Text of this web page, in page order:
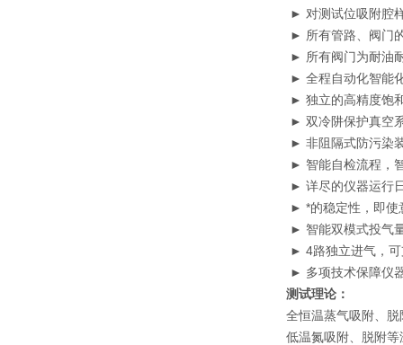
► 对测试位吸附腔
► 所有管路、阀门
► 所有阀门为耐油
► 全程自动化智能
► 独立的高精度饱
► 双冷阱保护真空
► 非阻隔式防污染
► 智能自检流程，
► 详尽的仪器运行
► *的稳定性，即使
► 智能双模式投气
► 4路独立进气，
► 多项技术保障仪
测试理论：
全恒温蒸气吸附、脱
低温氮吸附、脱附等